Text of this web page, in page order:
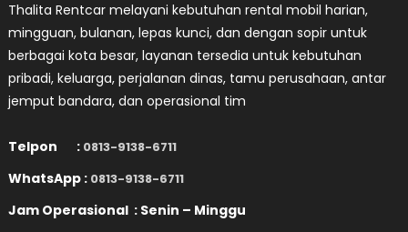
Thalita Rentcar melayani kebutuhan rental mobil harian,
mingguan, bulanan, lepas kunci, dan dengan sopir untuk
berbagai kota besar, layanan tersedia untuk kebutuhan
pribadi, keluarga, perjalanan dinas, tamu perusahaan, antar
jemput bandara, dan operasional tim
Telpon : 0813-9138-6711
WhatsApp : 0813-9138-6711
Jam Operasional : Senin – Minggu